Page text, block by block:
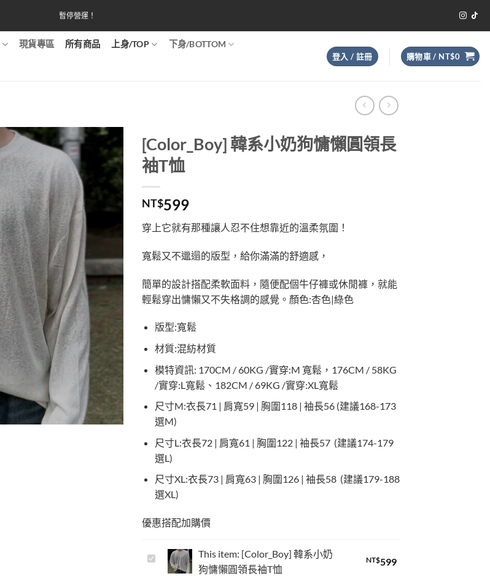
暫停營運！
現貨專區 所有商品 上身/TOP 下身/BOTTOM
登入 / 註冊 購物車 / NT$0
[Color_Boy] 韓系小奶狗慵懶圓領長
袖T恤
NT$599
穿上它就有那種讓人忍不住想靠近的溫柔氛圍！
寬鬆又不邋遢的版型，給你滿滿的舒適感，
簡單的設計搭配柔軟面料，隨便配個牛仔褲或休閒褲，就能
輕鬆穿出慵懶又不失格調的感覺。顏色:杏色|綠色
版型:寬鬆
材質:混紡材質
模特資訊: 170CM / 60KG /實穿:M 寬鬆，176CM / 58KG
/實穿:L寬鬆、182CM / 69KG /實穿:XL寬鬆
尺寸M:衣長71 | 肩寬59 | 胸圍118 | 袖長56 (建議168-173
選M)
尺寸L:衣長72 | 肩寬61 | 胸圍122 | 袖長57 (建議174-179
選L)
尺寸XL:衣長73 | 肩寬63 | 胸圍126 | 袖長58 (建議179-188
選XL)
優惠搭配加購價
[Color_Boy]
This item: [Color_Boy] 韓系小奶
狗慵懶圓領長袖T恤
NT$599